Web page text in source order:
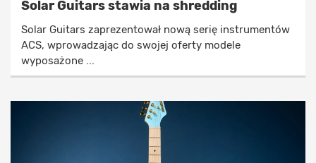
Solar Guitars stawia na shredding
Solar Guitars zaprezentował nową serię instrumentów
ACS, wprowadzając do swojej oferty modele
wyposażone ...